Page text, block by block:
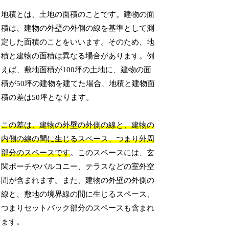
地積とは、土地の面積のことです。建物の面
積は、建物の外壁の外側の線を基準として測
定した面積のことをいいます。そのため、地
積と建物の面積は異なる場合があります。例
えば、敷地面積が100坪の土地に、建物の面
積が50坪の建物を建てた場合、地積と建物面
積の差は50坪となります。
この差は、建物の外壁の外側の線と、建物の
内側の線の間に生じるスペース、つまり外周
部分のスペースです。このスペースには、玄
関ポーチやバルコニー、テラスなどの室外空
間が含まれます。また、建物の外壁の外側の
線と、敷地の境界線の間に生じるスペース、
つまりセットバック部分のスペースも含まれ
ます。